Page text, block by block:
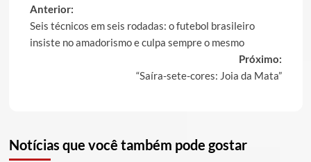
Post
navigation
Anterior:
Seis técnicos em seis rodadas: o futebol brasileiro
insiste no amadorismo e culpa sempre o mesmo
Próximo:
“Saíra-sete-cores: Joia da Mata”
Notícias que você também pode gostar